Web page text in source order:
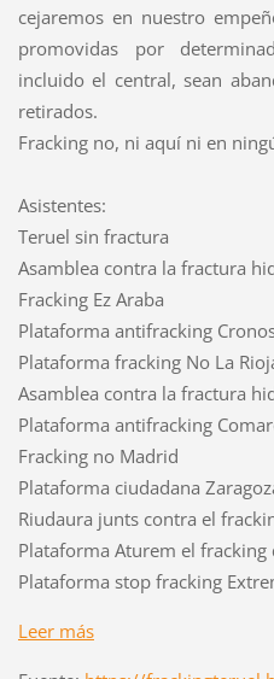
cejaremos en nuestro
promovidas por
incluido el central, sean
retirados.
Fracking no, ni aquí ni en
Asistentes:
Teruel sin fractura
Asamblea contra la fractura
Fracking Ez Araba
Plataforma antifracking
Plataforma fracking No La
Asamblea contra la fractura
Plataforma antifracking
Fracking no Madrid
Plataforma ciudadana
Riudaura junts contra el
Plataforma Aturem el fracking
Plataforma stop fracking
Leer más